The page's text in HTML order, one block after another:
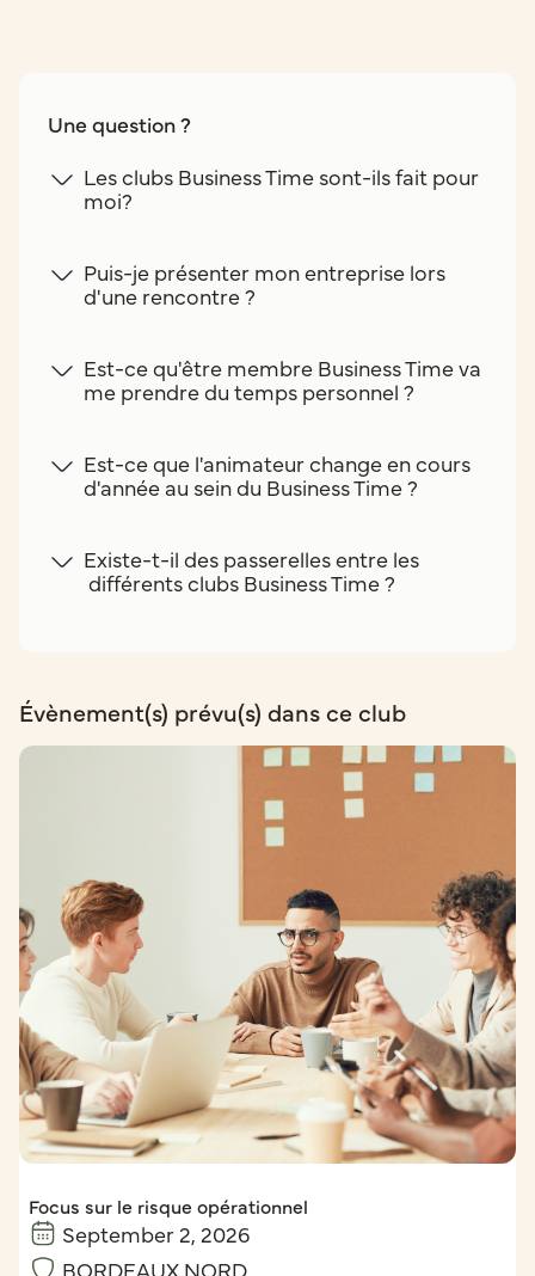
Une question ?
Les clubs Business Time sont-ils fait pour
moi?
Puis-je présenter mon entreprise lors
d'une rencontre ?
Est-ce qu'être membre Business Time va
me prendre du temps personnel ?
Est-ce que l'animateur change en cours
d'année au sein du Business Time ?
Existe-t-il des passerelles entre les
différents clubs Business Time ?
Évènement(s) prévu(s) dans ce club
Focus sur le risque opérationnel
September 2, 2026
BORDEAUX NORD